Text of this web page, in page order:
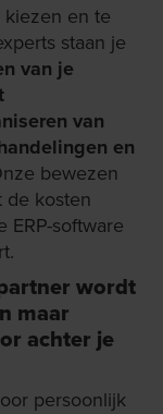
kiezen en te
staan je
van je
van
en
bewezen
de kosten
software
wordt
maar
achter je
persoonlijk